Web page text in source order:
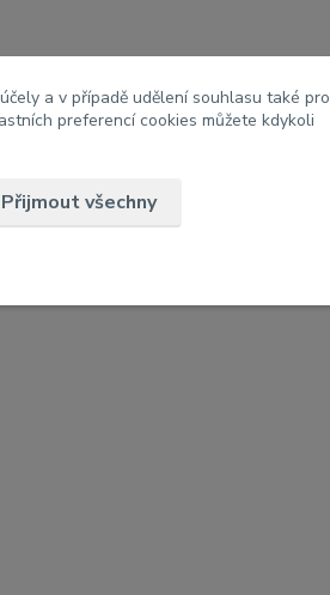
a v případě udělení souhlasu také pro
preferencí cookies můžete kdykoli
Přijmout všechny